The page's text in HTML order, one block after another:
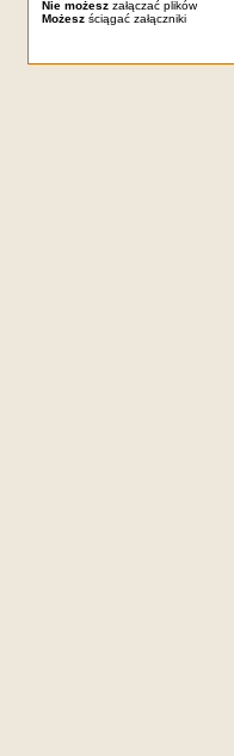
Nie możeszzałączać plików
Możeszściągać załączniki